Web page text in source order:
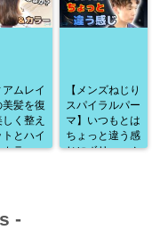
アムレイ
美髪を復
く整え
トとハイ
カラー
【メンズねじり
スパイラルパー
マ】いつもとは
ちょっと違う感
じにボリューム
-